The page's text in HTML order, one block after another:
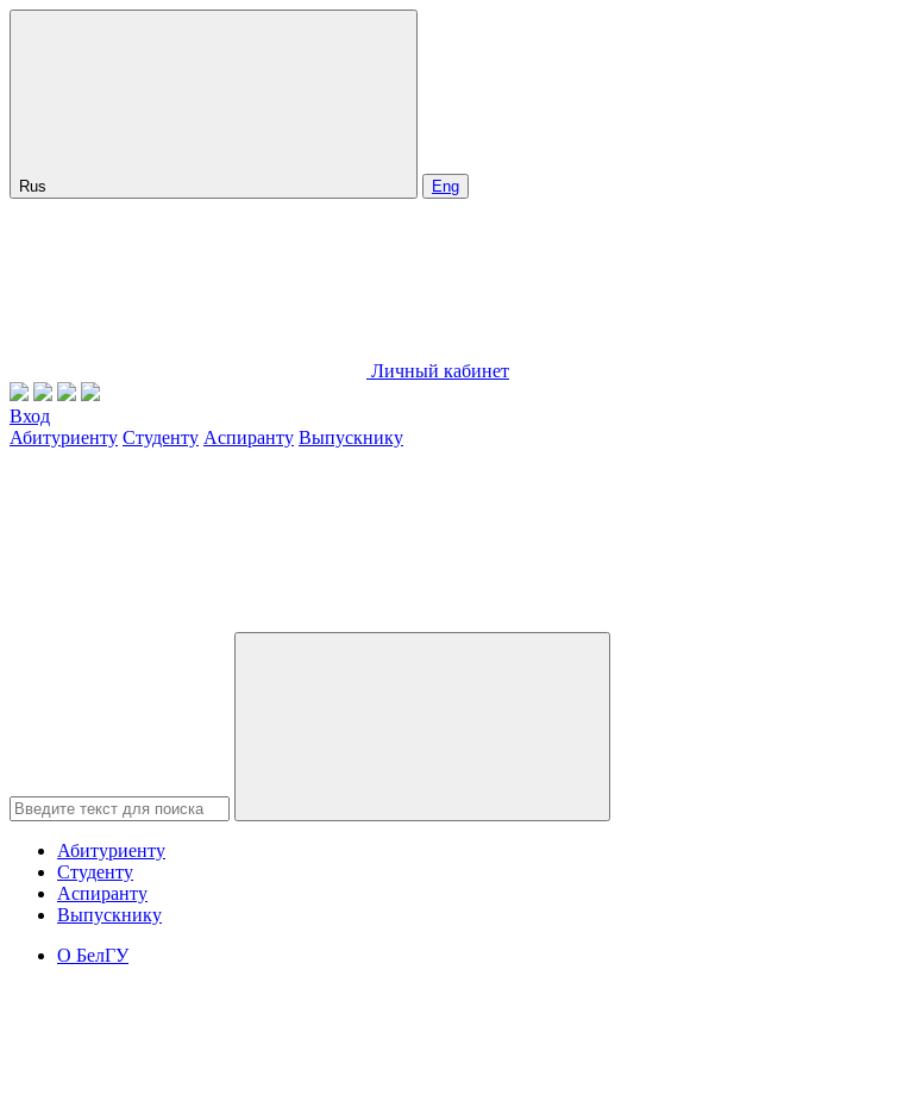
Rus Eng
Личный кабинет
Вход
Абитуриенту Студенту Аспиранту Выпускнику
Абитуриенту
Студенту
Аспиранту
Выпускнику
О БелГУ